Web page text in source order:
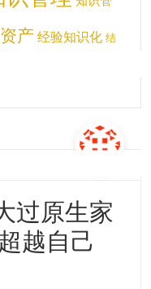
过原生家
越自己
产 经验知识化 结